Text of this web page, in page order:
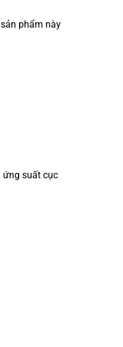
phẩm này
ứng suất cục